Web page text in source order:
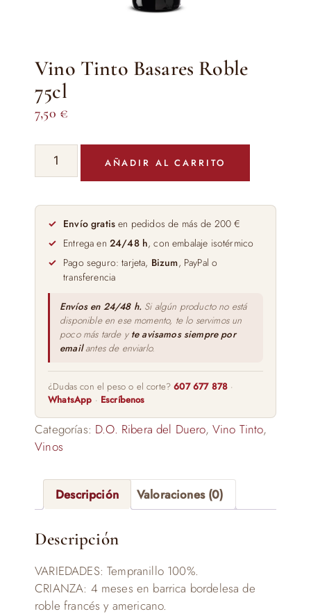
Vino Tinto Basares Roble
75cl
7,50 €
Vino
Tinto
Roble
75cl
cantidad
AÑADIR AL CARRITO
Envío gratis en pedidos de más de 200 €
Entrega en 24/48 h, con embalaje isotérmico
Pago seguro: tarjeta, Bizum, PayPal o
transferencia
Envíos en 24/48 h. Si algún producto no está
disponible en ese momento, te lo servimos un
poco más tarde y te avisamos siempre por
emailantes de enviarlo.
¿Dudas con el peso o el corte?607 677 878 ·
WhatsApp · Escríbenos
Categorías: D.O. Ribera del Duero, Vino Tinto,
Vinos
Descripción Valoraciones (0)
Descripción
VARIEDADES: Tempranillo 100%.
CRIANZA: 4 meses en barrica bordelesa de
roble francés y americano.